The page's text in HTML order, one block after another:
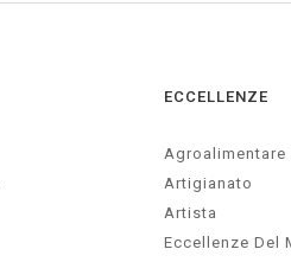
ECCELLENZE
Agroalimentare
Artigianato
Artista
Eccellenze Del